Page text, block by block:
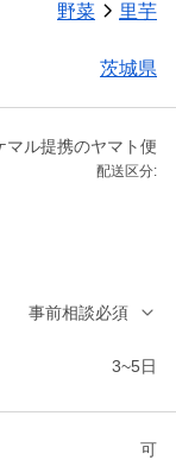
野菜 里芋
茨城県
マル提携のヤマト便
配送区分:
事前相談必須
3~5日
可